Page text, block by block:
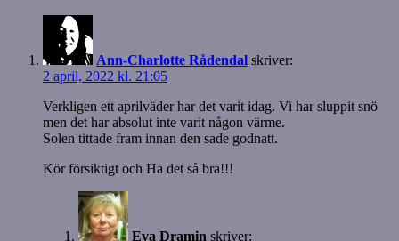
Ann-Charlotte Rådendal skriver:
2 april, 2022 kl. 21:05
Verkligen ett aprilväder har det varit idag. Vi har sluppit snö
men det har absolut inte varit någon värme.
Solen tittade fram innan den sade godnatt.
Kör försiktigt och Ha det så bra!!!
Eva Dramin skriver: